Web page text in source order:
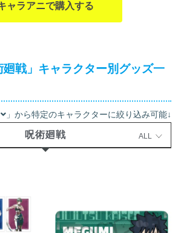
ャラアニで購入する
戦」キャラクター別グッズ一
」から特定のキャラクターに絞り込み可能↓
呪術廻戦 ALL